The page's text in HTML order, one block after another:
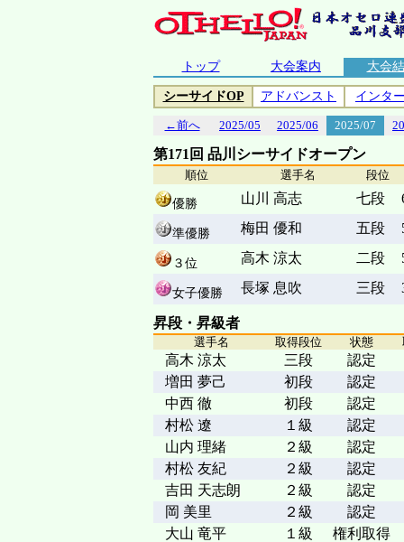
トップ 大会案内 大会
シーサイドOP アドバンスト インタ
←前へ 2025/05 2025/06 2025/07
第171回 品川シーサイドオープン
順位 選手名 段位
優勝 山川 高志 七段
準優勝 梅田 優和 五段
３位 高木 涼太 二段
女子優勝 長塚 息吹 三段
昇段・昇級者
選手名 取得段位 状態
高木 涼太 三段
認定
増田 夢己
初段
認定
中西 徹
初段
認定
村松 遼
１級
認定
山内 理緒
２級
認定
村松 友紀
２級
認定
吉田 天志朗
２級
認定
岡 美里
２級
認定
大山 竜平
１級
権利取得